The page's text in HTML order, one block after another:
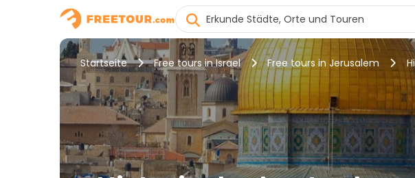
Startseite Free tours in Israel Free tours in Jerusalem